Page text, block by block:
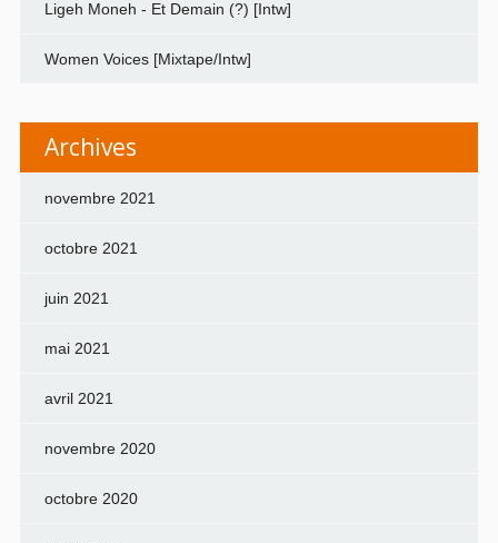
Ligeh Moneh - Et Demain (?) [Intw]
Women Voices [Mixtape/Intw]
Archives
novembre 2021
octobre 2021
juin 2021
mai 2021
avril 2021
novembre 2020
octobre 2020